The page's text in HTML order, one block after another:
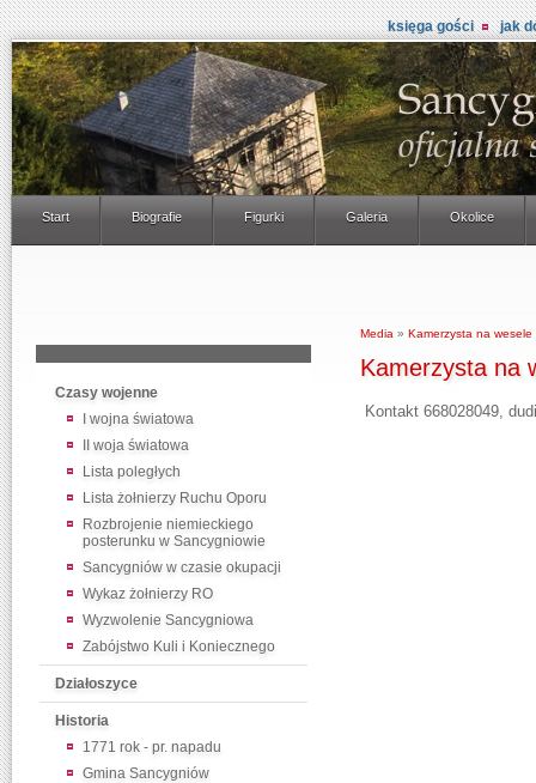
księga gości jak
Start Biografie Figurki Galeria Okolice
Czasy wojenne
I wojna światowa
II woja światowa
Lista poległych
Lista żołnierzy Ruchu Oporu
Rozbrojenie niemieckiego
posterunku w Sancygniowie
Sancygniów w czasie okupacji
Wykaz żołnierzy RO
Wyzwolenie Sancygniowa
Zabójstwo Kuli i Koniecznego
Działoszyce
Historia
1771 rok - pr. napadu
Gmina Sancygniów
Kamerzysta na
Media » Kamerzysta na wesele
Kontakt 668028049,